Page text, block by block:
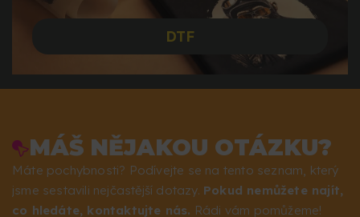
DTF
MÁŠ NĚJAKOU OTÁZKU?
Máte pochybnosti? Podívejte se na tento seznam, který
jsme sestavili nejčastější dotazy. Pokud nemůžete najít,
co hledáte, kontaktujte nás. Rádi vám pomůžeme!